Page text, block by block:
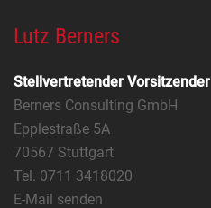
Lutz Berners
Stellvertretender Vorsitzender
Berners Consulting GmbH
Epplestraße 5A
70567 Stuttgart
Tel. 0711 3418020
E-Mail senden